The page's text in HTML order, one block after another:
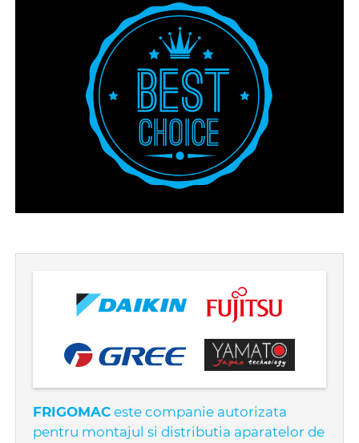
FRIGOMAC este companie autorizata
pentru montajul si distributia aparatelor de